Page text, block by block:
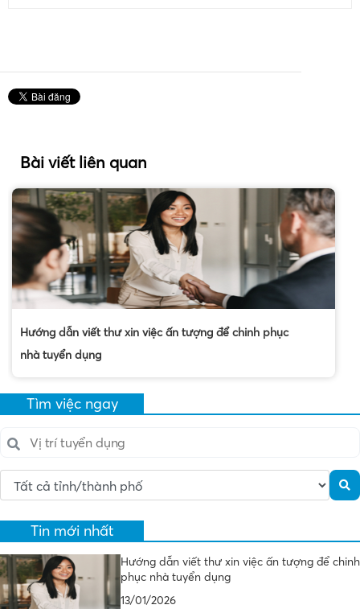
Bài viết liên quan
Hướng dẫn viết thư xin việc ấn tượng để chinh phục
nhà tuyển dụng
Tìm việc ngay
Tin mới nhất
Hướng dẫn viết thư xin việc ấn tượng để chinh
phục nhà tuyển dụng
13/01/2026